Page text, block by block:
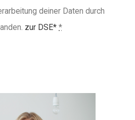
deiner Daten durch
zur DSE* *